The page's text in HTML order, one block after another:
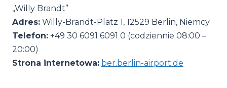
„Willy Brandt”
Adres: Willy-Brandt-Platz 1, 12529 Berlin, Niemcy
Telefon: +49 30 6091 6091 0 (codziennie 08:00 –
20:00)
Strona internetowa: ber.berlin-airport.de